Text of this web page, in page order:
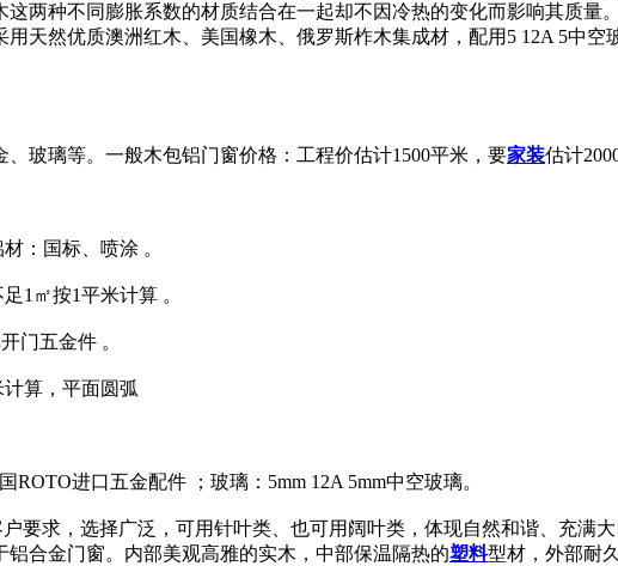
两种不同膨胀系数的材质结合在一起却不因冷热的变化而影响其质
天然优质澳洲红木、美国橡木、俄罗斯柞木集成材，配用5 12A 5中
玻璃等。一般木包铝门窗价格：工程价估计1500平米，要家装估计
：国标、喷涂 。
1㎡按1平米计算 。
门五金件 。
算，平面圆弧
进口五金配件 ；玻璃：5mm 12A 5mm中空玻璃。
要求，选择广泛，可用针叶类、也可用阔叶类，体现自然和谐、充满
合金门窗。内部美观高雅的实木，中部保温隔热的塑料型材，外部耐